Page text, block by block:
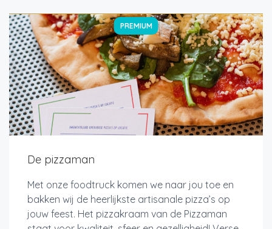
PREMIUM
De pizzaman
Met onze foodtruck komen we naar jou toe en
bakken wij de heerlijkste artisanale pizza’s op
jouw feest. Het pizzakraam van de Pizzaman